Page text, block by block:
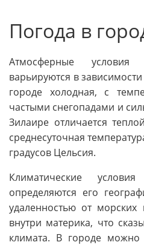
Погода в
Атмосферные
варьируются в
городе холодная, с
частыми снегопадами и
Зилаире отличается
среднесуточная
градусов Цельсия.
Климатические
определяются его
удаленностью от морских
внутри материка, что
климата. В городе можно